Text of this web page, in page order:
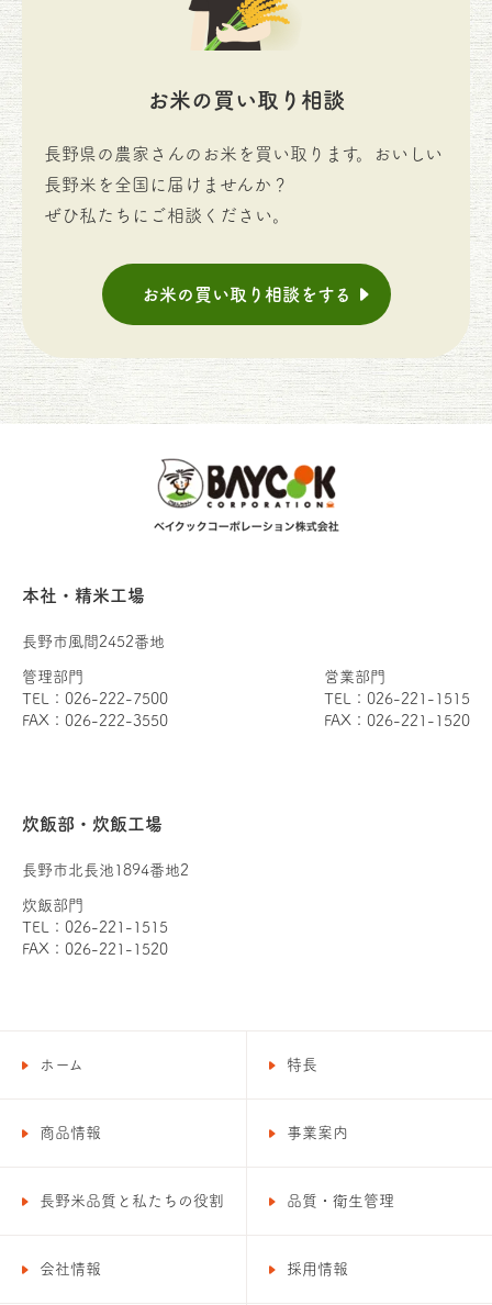
お米の買い取り相談
長野県の農家さんのお米を買い取ります。おいしい
長野米を全国に届けませんか？
ぜひ私たちにご相談ください。
お米の買い取り相談をする
本社・精米工場
長野市風間2452番地
管理部門
TEL：026-222-7500
FAX：026-222-3550
営業部門
TEL：026-221-1515
FAX：026-221-1520
炊飯部・炊飯工場
長野市北長池1894番地2
炊飯部門
TEL：026-221-1515
FAX：026-221-1520
ホーム 特長
商品情報 事業案内
長野米品質と私たちの役割 品質・衛生管理
会社情報 採用情報